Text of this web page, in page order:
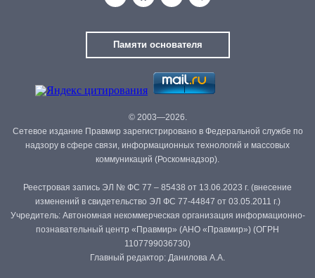
Памяти основателя
© 2003—2026.
Сетевое издание Правмир зарегистрировано в Федеральной службе по
надзору в сфере связи, информационных технологий и массовых
коммуникаций (Роскомнадзор).
Реестровая запись ЭЛ № ФС 77 – 85438 от 13.06.2023 г. (внесение
изменений в свидетельство ЭЛ ФС 77-44847 от 03.05.2011 г.)
Учредитель: Автономная некоммерческая организация информационно-
познавательный центр «Правмир» (АНО «Правмир») (ОГРН
1107799036730)
Главный редактор: Данилова А.А.